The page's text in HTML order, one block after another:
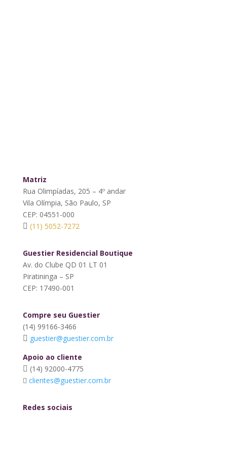
Matriz
Rua Olimpíadas, 205 – 4º andar
Vila Olímpia, São Paulo, SP
CEP: 04551-000
(11) 5052-7272
Guestier Residencial Boutique
Av. do Clube QD 01 LT 01
Piratininga – SP
CEP: 17490-001
Compre seu Guestier
(14) 99166-3466
guestier@guestier.com.br
Apoio ao cliente
(14) 92000-4775
clientes@guestier.com.br
Redes sociais